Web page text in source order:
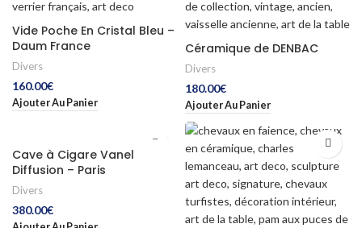
Vide Poche En Cristal Bleu –
Daum France
Divers
160.00€
Ajouter Au Panier
Céramique de DENBAC
Divers
180.00€
Ajouter Au Panier
Cave à Cigare Vanel
Diffusion – Paris
Divers
380.00€